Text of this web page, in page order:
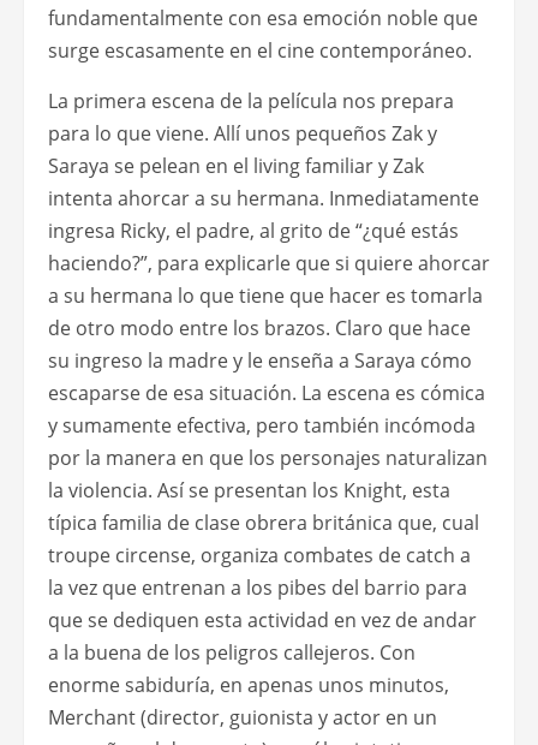
fundamentalmente con esa emoción noble que
surge escasamente en el cine contemporáneo.
La primera escena de la película nos prepara
para lo que viene. Allí unos pequeños Zak y
Saraya se pelean en el living familiar y Zak
intenta ahorcar a su hermana. Inmediatamente
ingresa Ricky, el padre, al grito de “¿qué estás
haciendo?”, para explicarle que si quiere ahorcar
a su hermana lo que tiene que hacer es tomarla
de otro modo entre los brazos. Claro que hace
su ingreso la madre y le enseña a Saraya cómo
escaparse de esa situación. La escena es cómica
y sumamente efectiva, pero también incómoda
por la manera en que los personajes naturalizan
la violencia. Así se presentan los Knight, esta
típica familia de clase obrera británica que, cual
troupe circense, organiza combates de catch a
la vez que entrenan a los pibes del barrio para
que se dediquen esta actividad en vez de andar
a la buena de los peligros callejeros. Con
enorme sabiduría, en apenas unos minutos,
Merchant (director, guionista y actor en un